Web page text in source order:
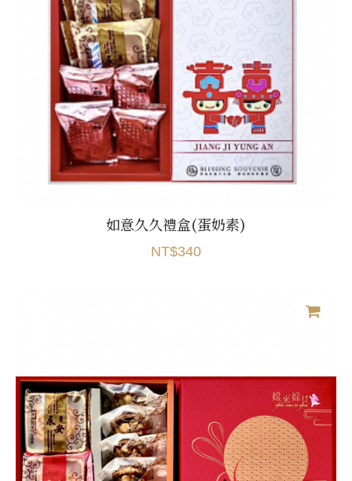
如意久久禮盒(蛋奶素)
NT$340